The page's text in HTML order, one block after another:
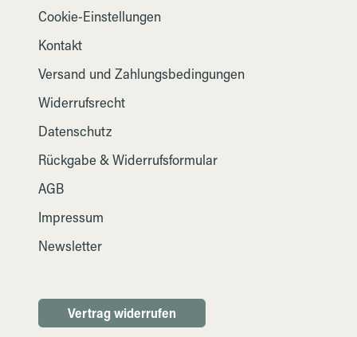
Cookie-Einstellungen
Kontakt
Versand und Zahlungsbedingungen
Widerrufsrecht
Datenschutz
Rückgabe & Widerrufsformular
AGB
Impressum
Newsletter
Vertrag widerrufen